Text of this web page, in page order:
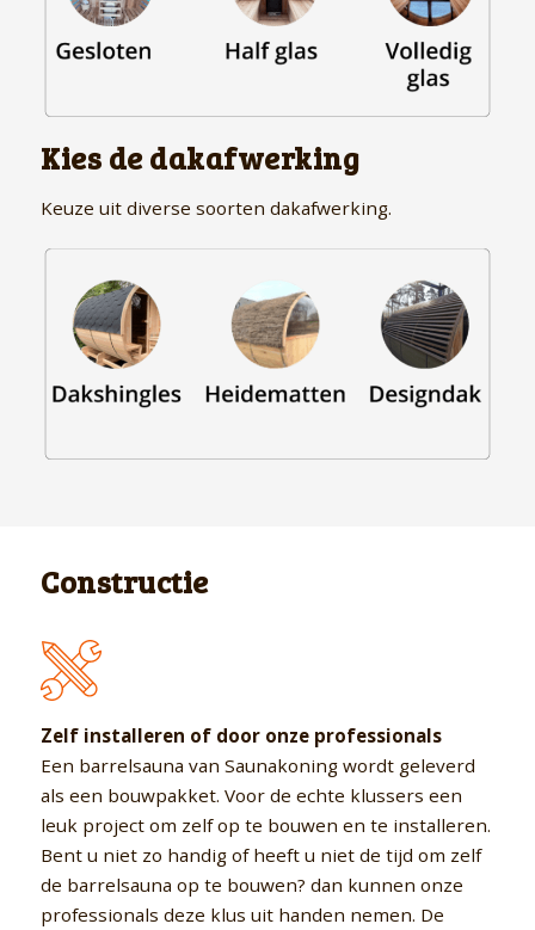
Kies de dakafwerking
Keuze uit diverse soorten dakafwerking.
Constructie
Zelf installeren of door onze professionals
Een barrelsauna van Saunakoning wordt geleverd
als een bouwpakket. Voor de echte klussers een
leuk project om zelf op te bouwen en te installeren.
Bent u niet zo handig of heeft u niet de tijd om zelf
de barrelsauna op te bouwen? dan kunnen onze
professionals deze klus uit handen nemen. De